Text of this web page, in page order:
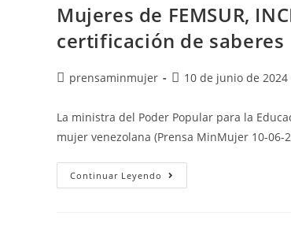
Mujeres de FEMSUR,
certificación de saberes
prensaminmujer 10 de junio de 2024
La ministra del Poder Popular para la
mujer venezolana (Prensa MinMujer 10-06-
Continuar Leyendo